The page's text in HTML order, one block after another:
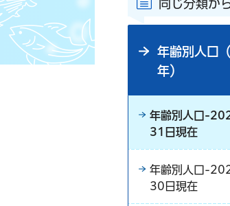
同じ分類か
年齢別人口
年）
年齢別人口-
31日現在
年齢別人口-
30日現在